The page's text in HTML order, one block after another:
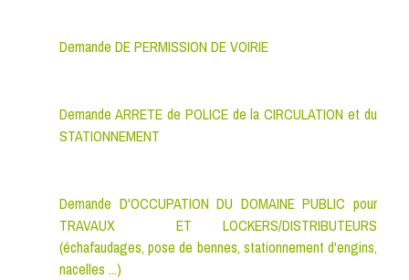
Demande DE PERMISSION DE VOIRIE
Demande ARRETE de POLICE de la CIRCULATION et du
STATIONNEMENT
Demande D'OCCUPATION DU DOMAINE PUBLIC pour
TRAVAUX ET LOCKERS/DISTRIBUTEURS
(échafaudages, pose de bennes, stationnement d'engins,
nacelles ...)